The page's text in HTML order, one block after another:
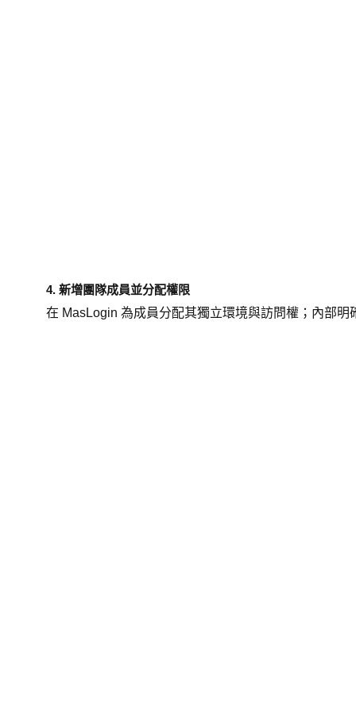
4. 新增團隊成員並分配權限
在 MasLogin 為成員分配其獨立環境與訪問權；內部